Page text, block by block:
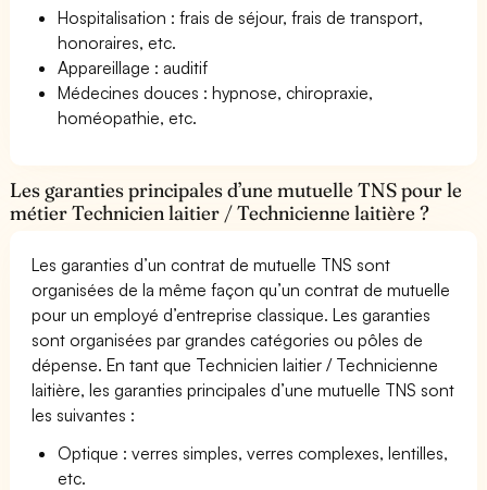
Hospitalisation : frais de séjour, frais de transport,
honoraires, etc.
Appareillage : auditif
Médecines douces : hypnose, chiropraxie,
homéopathie, etc.
Les garanties principales d’une mutuelle TNS pour le
métier Technicien laitier / Technicienne laitière ?
Les garanties d’un contrat de mutuelle TNS sont
organisées de la même façon qu’un contrat de mutuelle
pour un employé d’entreprise classique. Les garanties
sont organisées par grandes catégories ou pôles de
dépense. En tant que Technicien laitier / Technicienne
laitière, les garanties principales d’une mutuelle TNS sont
les suivantes :
Optique : verres simples, verres complexes, lentilles,
etc.